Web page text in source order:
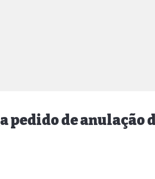
pedido de anulação